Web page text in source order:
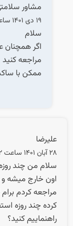
مشاور
19 دی 1401 ساعت 03:10
سلام
اگر همچنان
مراجعه کنید
ممکن با
علیرضا
28 آبان 1401 ساعت 00:32
سلام من چند
اون خارج میشه
مراجعه کردم
کرده چند روزه
راهنماییم کنید؟